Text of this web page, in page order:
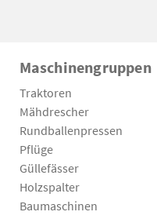
Maschinengruppen
Traktoren
Mähdrescher
Rundballenpressen
Pflüge
Güllefässer
Holzspalter
Baumaschinen